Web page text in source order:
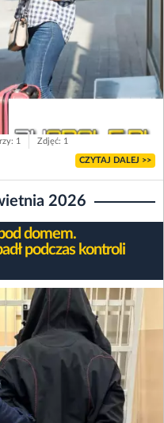
1 Zdjęć: 1
CZYTAJ DALEJ >>
2026
domem.
podczas kontroli